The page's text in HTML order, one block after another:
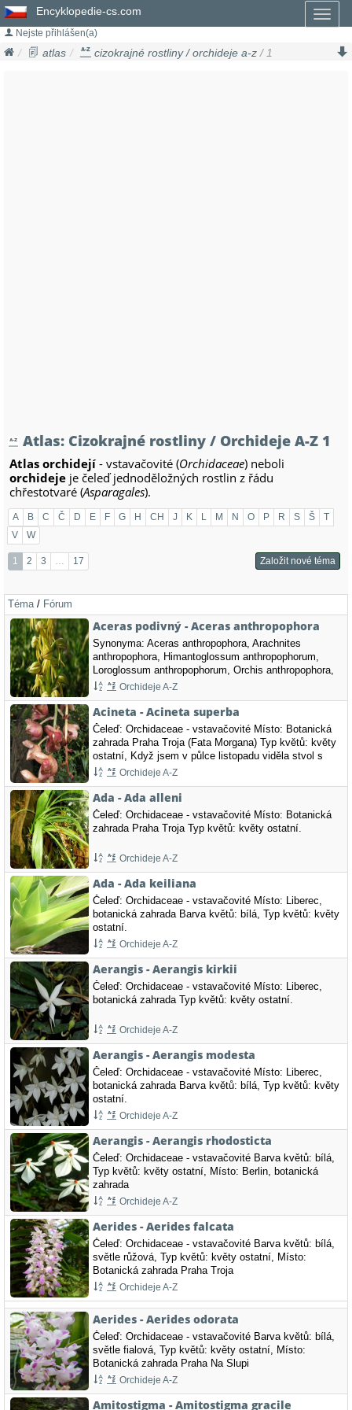
Encyklopedie-cs.com
Nejste přihlášen(a)
atlas cizokrajné rostliny / orchideje a-z / 1
Atlas: Cizokrajné rostliny / Orchideje A-Z 1
Atlas orchidejí - vstavačovité (Orchidaceae) neboli
orchideje je čeleď jednoděložných rostlin z řádu
chřestotvaré (Asparagales).
A B C Č D E F G H CH J K L M N O P R S Š
T
V
W
1 2 3 … 17 Založit nové téma
Téma/ Fórum
Aceras podivný - Aceras anthropophora
Synonyma: Aceras anthropophora, Arachnites
anthropophora, Himantoglossum anthropophorum,
Loroglossum anthropophorum, Orchis anthropophora,
Satyrium anthropomorpha, Satyrium anthropophorum,
vstavačovité Typ…
Orchideje A-Z
Acineta - Acineta superba
Čeleď: Orchidaceae - vstavačovité Místo: Botanická
zahrada Praha Troja (Fata Morgana) Typ květů: květy
ostatní, Když jsem v půlce listopadu viděla stvol s
poupaty, bylo mi jasné, že tuhle rozkvetlou nádheru
Orchideje A-Z
Ada - Ada alleni
Čeleď: Orchidaceae - vstavačovité Místo: Botanická
zahrada Praha Troja Typ květů: květy ostatní.
Orchideje A-Z
Ada - Ada keiliana
Čeleď: Orchidaceae - vstavačovité Místo: Liberec,
botanická zahrada Barva květů: bílá, Typ květů: květy
ostatní.
Orchideje A-Z
Aerangis - Aerangis kirkii
Čeleď: Orchidaceae - vstavačovité Místo: Liberec,
botanická zahrada Typ květů: květy ostatní.
Orchideje A-Z
Aerangis - Aerangis modesta
Čeleď: Orchidaceae - vstavačovité Místo: Liberec,
botanická zahrada Barva květů: bílá, Typ květů: květy
ostatní.
Orchideje A-Z
Aerangis - Aerangis rhodosticta
Čeleď: Orchidaceae - vstavačovité Barva květů: bílá,
Typ květů: květy ostatní, Místo: Berlin, botanická
zahrada
Orchideje A-Z
Aerides - Aerides falcata
Čeleď: Orchidaceae - vstavačovité Barva květů: bílá,
světle růžová, Typ květů: květy ostatní, Místo:
Botanická zahrada Praha Troja
Orchideje A-Z
Aerides - Aerides odorata
Čeleď: Orchidaceae - vstavačovité Barva květů: bílá,
světle fialová, Typ květů: květy ostatní, Místo:
Botanická zahrada Praha Na Slupi
Orchideje A-Z
Amitostigma - Amitostigma gracile